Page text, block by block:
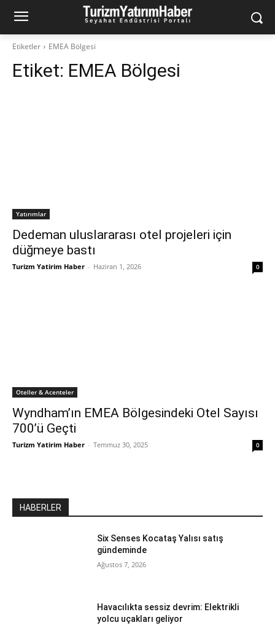
Etiketler EMEA Bölgesi
Etiket: EMEA Bölgesi
Yatırımlar
Dedeman uluslararası otel projeleri için
düğmeye bastı
Turizm Yatirim Haber - Haziran 1, 2026 0
Oteller & Acenteler
Wyndham’ın EMEA Bölgesindeki Otel Sayısı
700’ü Geçti
Turizm Yatirim Haber - Temmuz 30, 2025 0
HABERLER
Six Senses Kocataş Yalısı satış
gündeminde
Ağustos 7, 2026
Havacılıkta sessiz devrim: Elektrikli
yolcu uçakları geliyor